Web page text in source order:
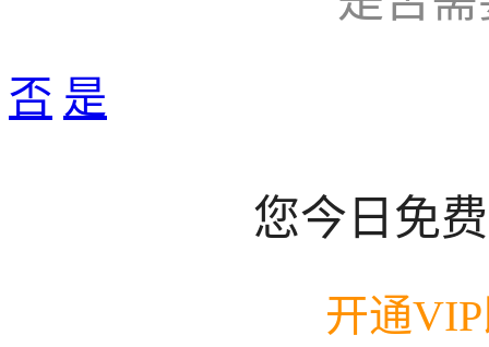
否 是
您今日免
开通